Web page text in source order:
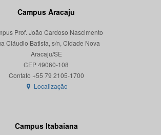
Campus Aracaju
Prof. João Cardoso Nascimento
Cláudio Batista, s/n, Cidade Nova
Aracaju/SE
CEP 49060-108
Localização
Campus Itabaiana